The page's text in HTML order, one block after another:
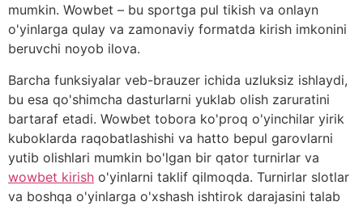
mumkin. Wowbet – bu sportga pul tikish va onlayn
o'yinlarga qulay va zamonaviy formatda kirish imkonini
beruvchi noyob ilova.
Barcha funksiyalar veb-brauzer ichida uzluksiz ishlaydi,
bu esa qo'shimcha dasturlarni yuklab olish zaruratini
bartaraf etadi. Wowbet tobora ko'proq o'yinchilar yirik
kuboklarda raqobatlashishi va hatto bepul garovlarni
yutib olishlari mumkin bo'lgan bir qator turnirlar va
wowbet kirish o'yinlarni taklif qilmoqda. Turnirlar slotlar
va boshqa o'yinlarga o'xshash ishtirok darajasini talab